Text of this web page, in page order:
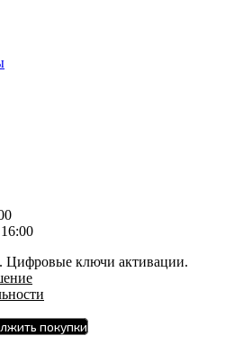
Цифровые ключи активации.
покупки